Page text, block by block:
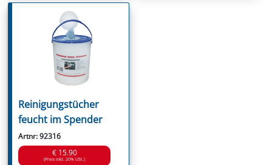
Reinigungstücher
feucht im Spender
Artnr: 92316
€ 15.90
(Preis inkl. 20% USt.)